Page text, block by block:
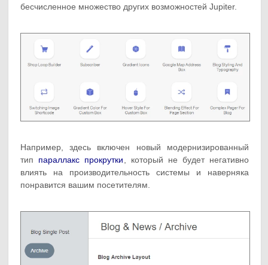
бесчисленное множество других возможностей Jupiter.
Например, здесь включен новый модернизированный
тип параллакс прокрутки , который не будет негативно
влиять на производительность системы и наверняка
понравится вашим посетителям.